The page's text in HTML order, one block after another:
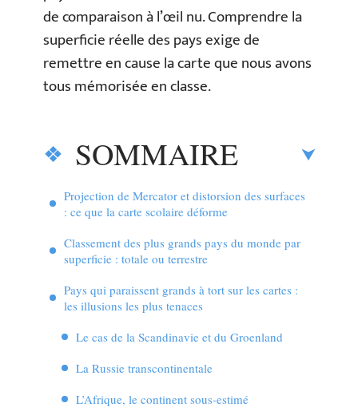
de comparaison à l’œil nu. Comprendre la
superficie réelle des pays exige de
remettre en cause la carte que nous avons
tous mémorisée en classe.
SOMMAIRE
Projection de Mercator et distorsion des surfaces
: ce que la carte scolaire déforme
Classement des plus grands pays du monde par
superficie : totale ou terrestre
Pays qui paraissent grands à tort sur les cartes :
les illusions les plus tenaces
Le cas de la Scandinavie et du Groenland
La Russie transcontinentale
L’Afrique, le continent sous-estimé